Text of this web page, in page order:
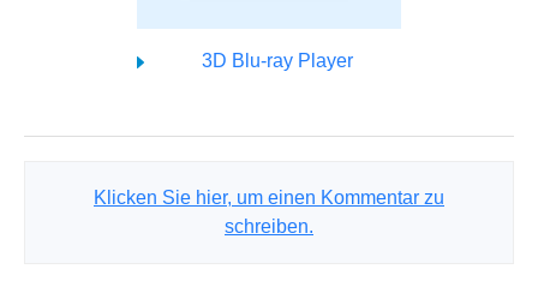
3D Blu-ray Player
Klicken Sie hier, um einen Kommentar zu
schreiben.